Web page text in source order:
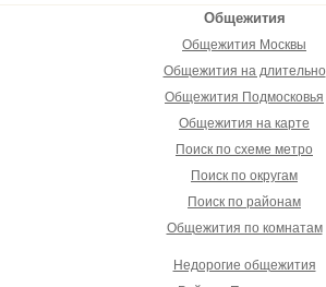
Общежития
Общежития Москвы
Общежития на длительно
Общежития Подмосковья
Общежития на карте
Поиск по схеме метро
Поиск по округам
Поиск по районам
Общежития по комнатам
Недорогие общежития